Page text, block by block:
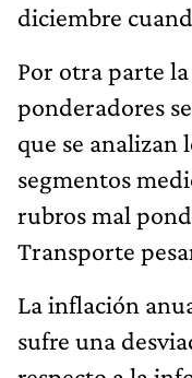
diciembre
Por otra parte
ponderadores
que se analizan
segmentos
rubros mal
Transporte
La inflación
sufre una